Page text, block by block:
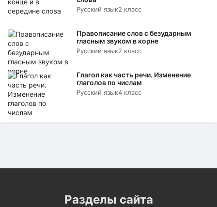
Русский язык2 класс
Правописание слов с безударным
гласным звуком в корне
Русский язык2 класс
Глагол как часть речи. Изменение
глаголов по числам
Русский язык4 класс
Разделы сайта